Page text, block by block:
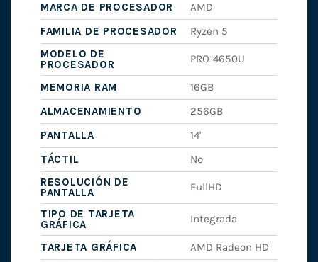
MARCA DE PROCESADOR
AMD
FAMILIA DE PROCESADOR
Ryzen 5
MODELO DE
PROCESADOR
PRO-4650U
MEMORIA RAM
16GB
ALMACENAMIENTO
256GB
PANTALLA
14"
TÁCTIL
No
RESOLUCIÓN DE
PANTALLA
FullHD
TIPO DE TARJETA
GRÁFICA
Integrada
TARJETA GRÁFICA
AMD Radeon HD